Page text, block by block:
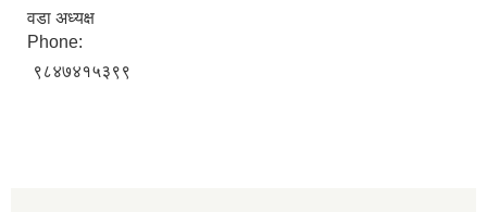
वडा अध्यक्ष
Phone:
९८४७४१५३९९